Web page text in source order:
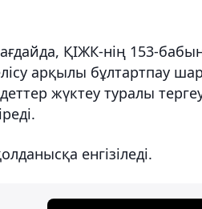
ҚІЖК-нің 153-
арқылы бұлтартпау
жүктеу туралы
енгізіледі.